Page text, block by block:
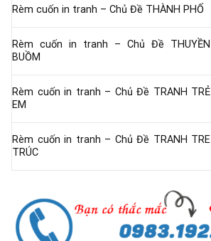
Rèm cuốn in tranh – Chủ Đề THÀNH PHỐ
Rèm cuốn in tranh – Chủ Đề THUYỀN
BUỒM
Rèm cuốn in tranh – Chủ Đề TRANH TRẺ
EM
Rèm cuốn in tranh – Chủ Đề TRANH TRE
TRÚC